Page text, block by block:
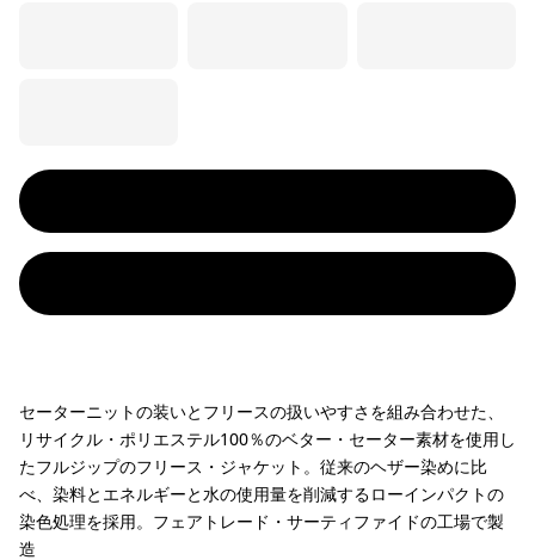
セーターニットの装いとフリースの扱いやすさを組み合わせた、
リサイクル・ポリエステル100％のベター・セーター素材を使用し
たフルジップのフリース・ジャケット。従来のヘザー染めに比
べ、染料とエネルギーと水の使用量を削減するローインパクトの
染色処理を採用。フェアトレード・サーティファイドの工場で製
造